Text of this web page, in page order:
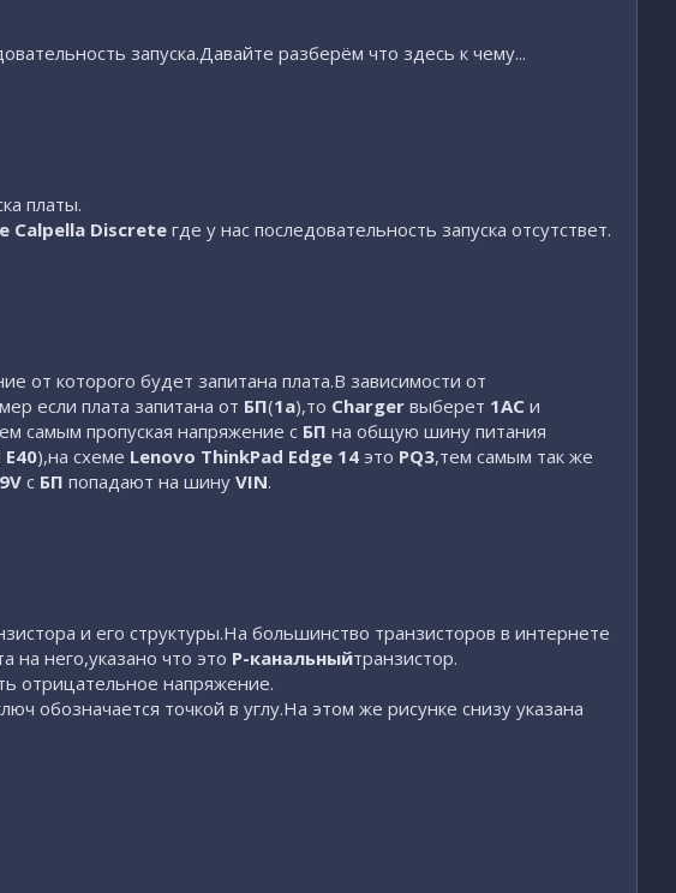
запуска.Давайте разберём что здесь к чему...
платы.
Calpella Discrete где у нас последовательность запуска отсутствет.
от которого будет запитана плата.В зависимости от
если плата запитана от БП(1a),то Charger выберет 1AC и
самым пропуская напряжение с БП на общую шину питания
),на схеме Lenovo ThinkPad Edge 14 это PQ3,тем самым так же
с БП попадают на шину VIN.
и его структуры.На большинство транзисторов в интернете
на него,указано что это P-канальныйтранзистор.
отрицательное напряжение.
обозначается точкой в углу.На этом же рисунке снизу указана